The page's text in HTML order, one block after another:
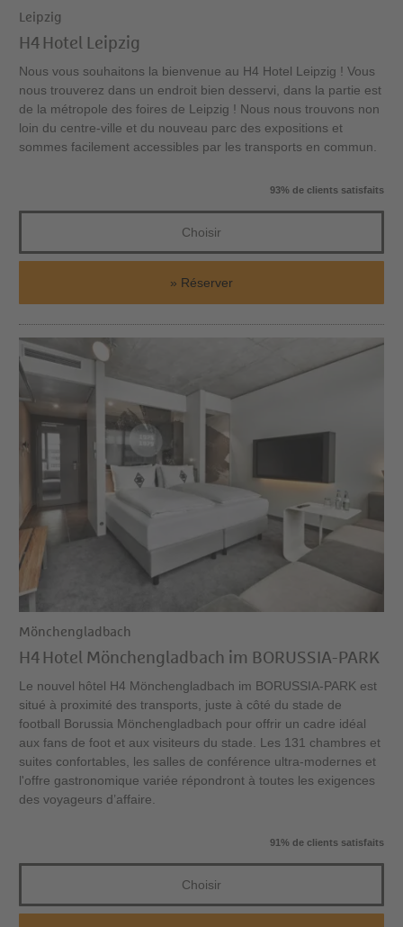
Leipzig
H4 Hotel Leipzig
Nous vous souhaitons la bienvenue au H4 Hotel Leipzig ! Vous
nous trouverez dans un endroit bien desservi, dans la partie est
de la métropole des foires de Leipzig ! Nous nous trouvons non
loin du centre-ville et du nouveau parc des expositions et
sommes facilement accessibles par les transports en commun.
93% de clients satisfaits
Choisir
Réserver
Mönchengladbach
H4 Hotel Mönchengladbach im BORUSSIA-PARK
Le nouvel hôtel H4 Mönchengladbach im BORUSSIA-PARK est
situé à proximité des transports, juste à côté du stade de
football Borussia Mönchengladbach pour offrir un cadre idéal
aux fans de foot et aux visiteurs du stade. Les 131 chambres et
suites confortables, les salles de conférence ultra-modernes et
l'offre gastronomique variée répondront à toutes les exigences
des voyageurs d’affaire.
91% de clients satisfaits
Choisir